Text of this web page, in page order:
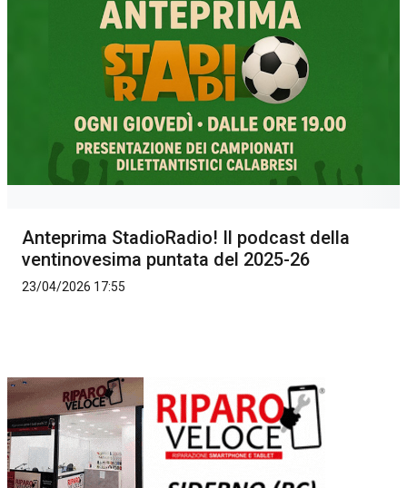
Anteprima StadioRadio! Il podcast della
ventinovesima puntata del 2025-26
23/04/2026 17:55